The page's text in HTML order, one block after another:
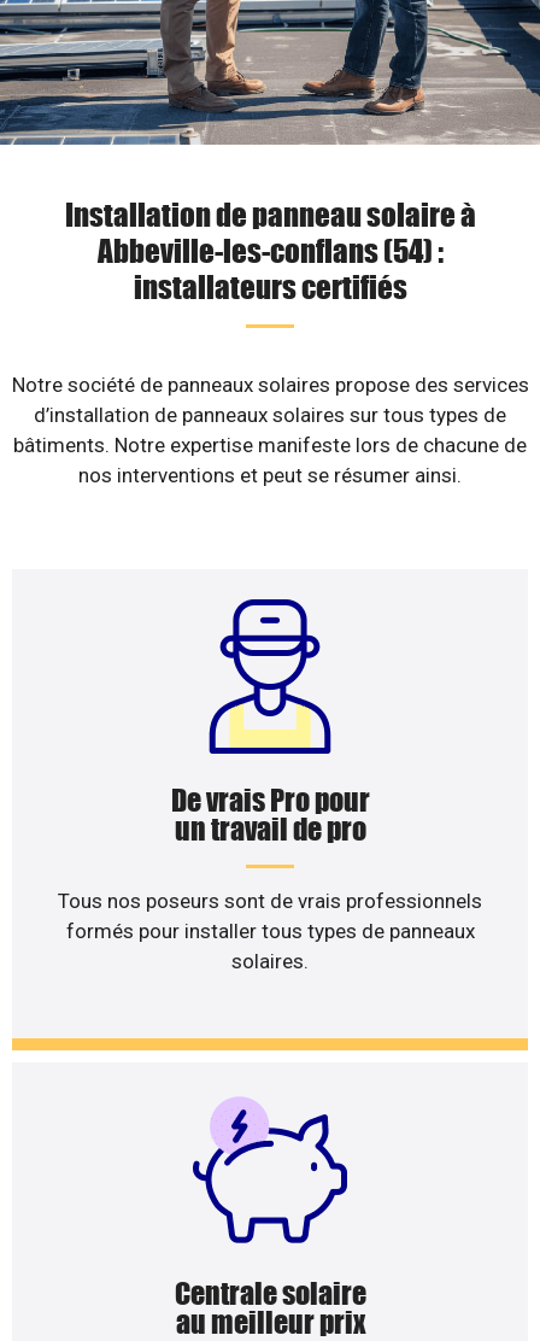
Installation de panneau solaire à
Abbeville-les-conflans (54) :
installateurs certifiés
Notre société de panneaux solaires propose des services
d’installation de panneaux solaires sur tous types de
bâtiments. Notre expertise manifeste lors de chacune de
nos interventions et peut se résumer ainsi.
De vrais Pro pour
un travail de pro
Tous nos poseurs sont de vrais professionnels
formés pour installer tous types de panneaux
solaires.
Centrale solaire
au meilleur prix